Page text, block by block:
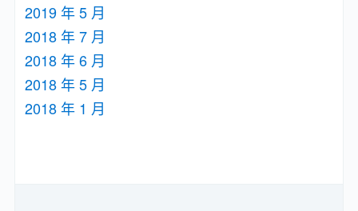
2019 年 5 月
2018 年 7 月
2018 年 6 月
2018 年 5 月
2018 年 1 月